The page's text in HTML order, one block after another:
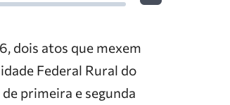
dois atos que mexem
Federal Rural do
primeira e segunda